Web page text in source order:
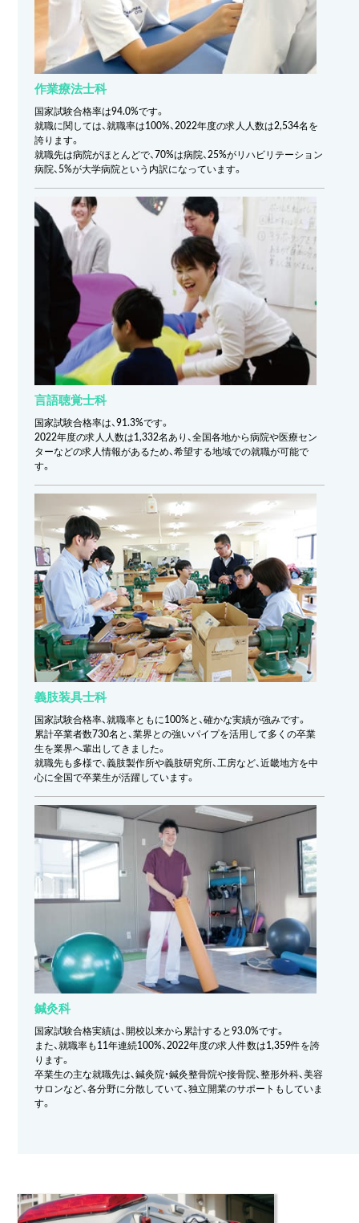
作業療法士科
国家試験合格率は94.0%です。
就職に関しては、就職率は100%、2022年度の求人人数は2,534名を
誇ります。
就職先は病院がほとんどで、70%は病院、25%がリハビリテーション
病院、5%が大学病院という内訳になっています。
言語聴覚士科
国家試験合格率は、91.3%です。
2022年度の求人人数は1,332名あり、全国各地から病院や医療セン
ターなどの求人情報があるため、希望する地域での就職が可能で
す。
義肢装具士科
国家試験合格率、就職率ともに100%と、確かな実績が強みです。
累計卒業者数730名と、業界との強いパイプを活用して多くの卒業
生を業界へ輩出してきました。
就職先も多様で、義肢製作所や義肢研究所、工房など、近畿地方を中
心に全国で卒業生が活躍しています。
鍼灸科
国家試験合格実績は、開校以来から累計すると93.0%です。
また、就職率も11年連続100%、2022年度の求人件数は1,359件を誇
ります。
卒業生の主な就職先は、鍼灸院・鍼灸整骨院や接骨院、整形外科、美容
サロンなど、各分野に分散していて、独立開業のサポートもしていま
す。